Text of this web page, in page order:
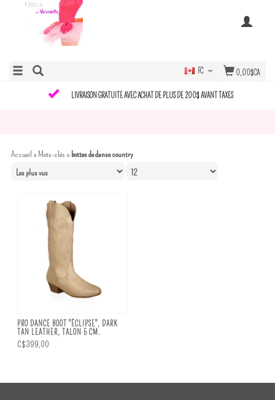
0,00$CA
FC
LIVRAISON GRATUITE AVEC ACHAT DE PLUS DE 200$ AVANT TAXES
Accueil »Mots-clés » bottes de danse country
PRO DANCE BOOT "ÉCLIPSE", DARK
TAN LEATHER, TALON 5 CM.
C$399,00